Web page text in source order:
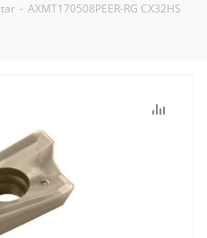
- AXMT170508PEER-RG CX32HS